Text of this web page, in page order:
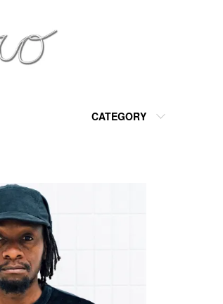
CATEGORY